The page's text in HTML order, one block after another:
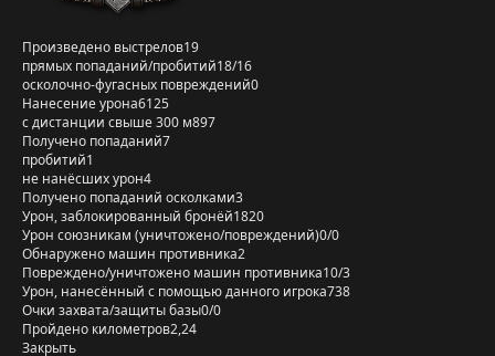
Произведено выстрелов19
прямых попаданий/пробитий18/16
осколочно-фугасных повреждений0
Нанесение урона6125
с дистанции свыше 300 м897
Получено попаданий7
пробитий1
не нанёсших урон4
Получено попаданий осколками3
Урон, заблокированный бронёй1820
Урон союзникам (уничтожено/повреждений)0/0
Обнаружено машин противника2
Повреждено/уничтожено машин противника10/3
Урон, нанесённый с помощью данного игрока738
Очки захвата/защиты базы0/0
Пройдено километров2,24
Закрыть